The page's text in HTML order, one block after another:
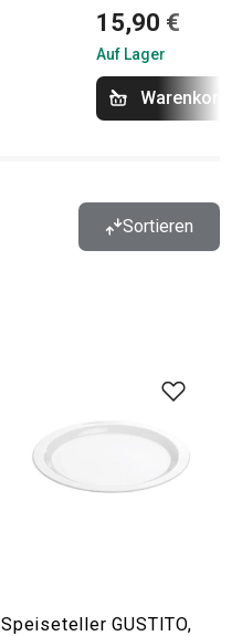
15,90 €
Auf Lager
Warenkorb
Sortieren
Speiseteller GUSTITO,